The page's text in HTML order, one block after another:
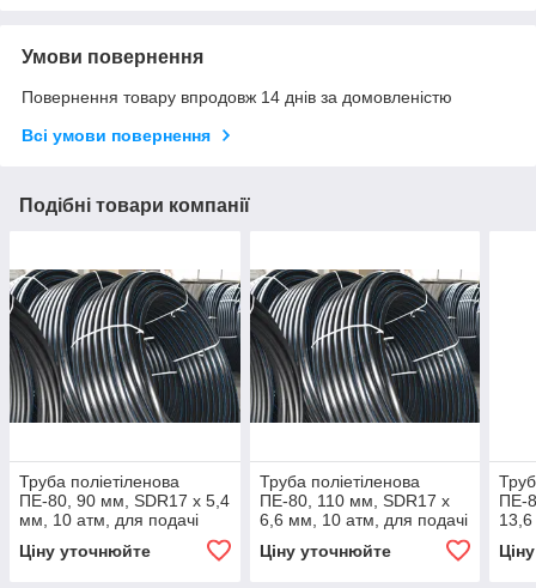
Умови повернення
Повернення товару впродовж 14 днів за домовленістю
Всі умови повернення
Подібні товари компанії
Труба поліетіленова
ПЕ-80, 90 мм, SDR17 х 5,4
мм, 10 атм, для подачі
Ціну уточнюйте
Труба поліетіленова
ПЕ-80, 110 мм, SDR17 х
6,6 мм, 10 атм, для подачі
Ціну уточнюйте
ПЕ-